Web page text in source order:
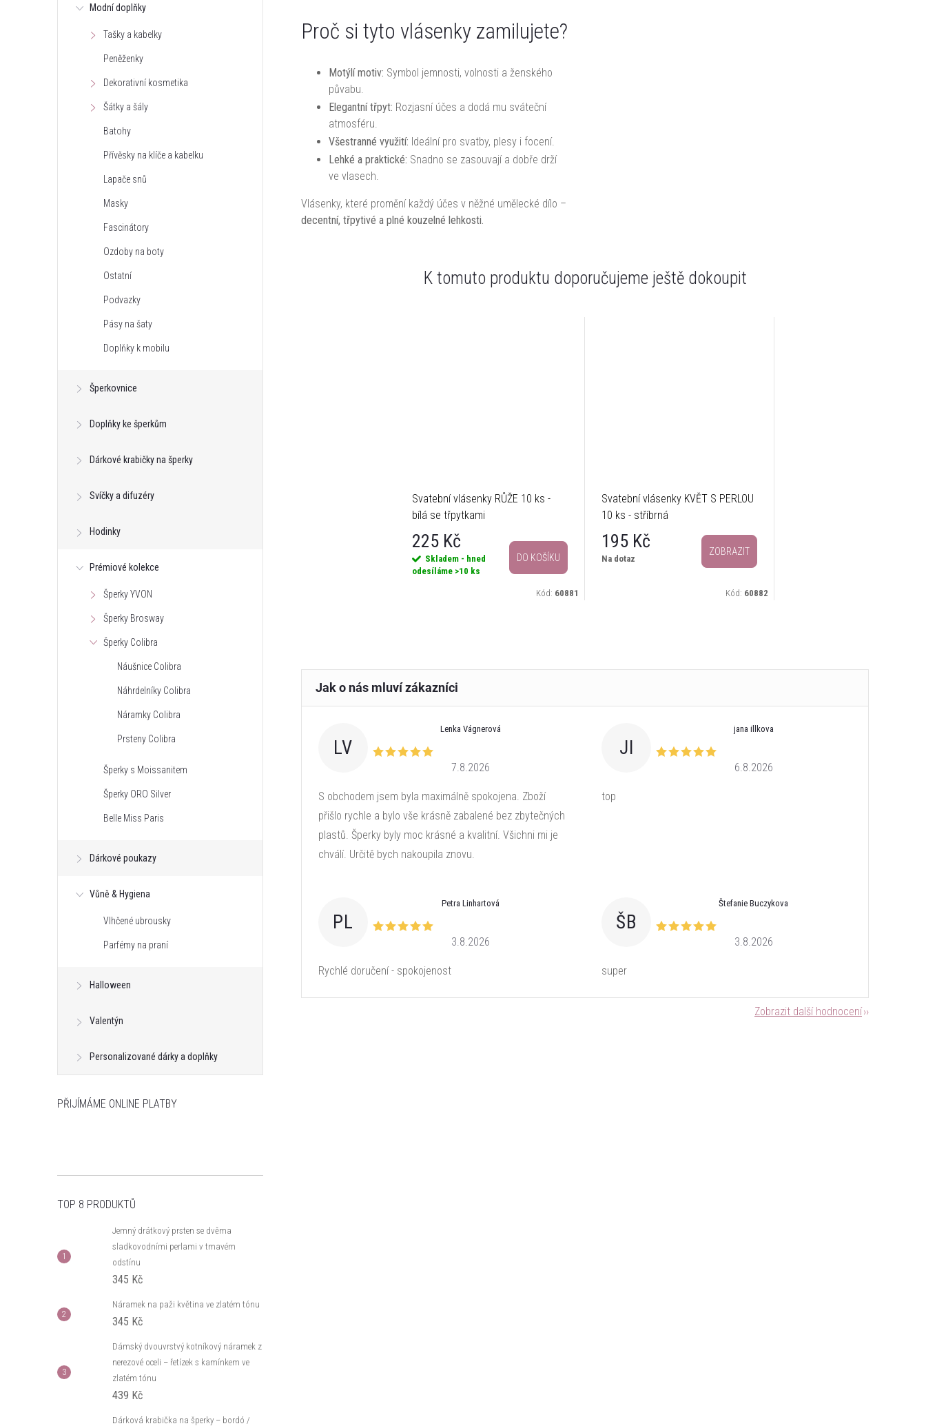
Modní doplňky
Tašky a kabelky
Peněženky
Dekorativní kosmetika
Šátky a šály
Batohy
Přívěsky na klíče a kabelku
Lapače snů
Masky
Fascinátory
Ozdoby na boty
Ostatní
Podvazky
Pásy na šaty
Doplňky k mobilu
Šperkovnice
Doplňky ke šperkům
Dárkové krabičky na šperky
Svíčky a difuzéry
Hodinky
Prémiové kolekce
Šperky YVON
Šperky Brosway
Šperky Colibra
Náušnice Colibra
Náhrdelníky Colibra
Náramky Colibra
Prsteny Colibra
Šperky s Moissanitem
Šperky ORO Silver
Belle Miss Paris
Dárkové poukazy
Vůně & Hygiena
Vlhčené ubrousky
Parfémy na praní
Halloween
Valentýn
Personalizované dárky a doplňky
PŘIJÍMÁME ONLINE PLATBY
TOP 8 PRODUKTŮ
Jemný drátkový prsten se dvěma
sladkovodními perlami v tmavém
odstínu
345 Kč
Náramek na paži květina ve zlatém tónu
345 Kč
Dámský dvouvrstvý kotníkový náramek z
nerezové oceli – řetízek s kamínkem ve
zlatém tónu
439 Kč
Dárková krabička na šperky – bordó /
Proč si tyto vlásenky zamilujete?
Motýlí motiv: Symbol jemnosti, volnosti a ženského
půvabu.
Elegantní třpyt: Rozjasní účes a dodá mu sváteční
atmosféru.
Všestranné využití: Ideální pro svatby, plesy i focení.
Lehké a praktické: Snadno se zasouvají a dobře drží
ve vlasech.
Vlásenky, které promění každý účes v něžné umělecké dílo –
decentní, třpytivé a plné kouzelné lehkosti.
K tomuto produktu doporučujeme ještě dokoupit
Svatební vlásenky RŮŽE 10 ks -
bílá se třpytkami
225 Kč
Skladem - hned
odesíláme >10 ks
DO KOŠÍKU
Kód: 60881
Svatební vlásenky KVĚT S PERLOU
10 ks - stříbrná
195 Kč
Na dotaz
ZOBRAZIT
Kód: 60882
LV
Lenka Vágnerová
7.8.2026
S obchodem jsem byla maximálně spokojena. Zboží
přišlo rychle a bylo vše krásně zabalené bez zbytečných
plastů. Šperky byly moc krásné a kvalitní. Všichni mi je
chválí. Určitě bych nakoupila znovu.
JI
jana illkova
6.8.2026
top
PL
Petra Linhartová
3.8.2026
Rychlé doručení - spokojenost
ŠB
Štefanie Buczykova
3.8.2026
super
Zobrazit další hodnocení